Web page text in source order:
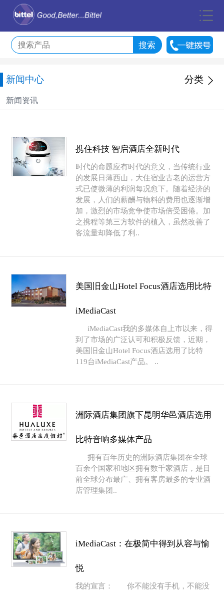
新闻中心 分类
新闻资讯
携住科技 智启酒店全新时代
时代的命题应有时代的意义，当传统行业
的发展日薄西山，大住宿业古老的运营方
式已使微薄的利润每况愈下。随着经济的
发展，人们的薪酬与物料的费用也逐渐增
加，激烈的市场竞争使市场倍受困倦。加
之携程等第三方软件的植入，虽然改善了
客流量却降低了利..
美国旧金山Hotel Focus酒店选用比特
iMediaCast
iMediaCast我的多媒体自上市以来，得
到了市场的广泛认可和积极反馈，近期，
美国旧金山Hotel Focus酒店选用了比特
119台iMediaCast产品。 ..
洲际酒店集团旗下昆明华邑酒店选用
比特音响多媒体产品
拥有百年历史的洲际酒店集团在全球
百余个国家和地区拥有数千家酒店，是目
前全球分布最广、拥有客房最多的专业酒
店管理集团..
iMediaCast：在极简中得到从容与愉
悦
我的宣言： 你不能没有手机，不能没